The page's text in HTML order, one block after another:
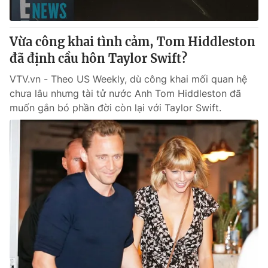
Vừa công khai tình cảm, Tom Hiddleston
đã định cầu hôn Taylor Swift?
VTV.vn - Theo US Weekly, dù công khai mối quan hệ
chưa lâu nhưng tài tử nước Anh Tom Hiddleston đã
muốn gắn bó phần đời còn lại với Taylor Swift.